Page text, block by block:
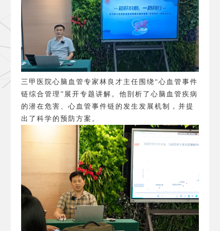
三甲医院心脑血管专家林良才主任围绕“心血管事件
链综合管理”展开专题讲解。他剖析了心脑血管疾病
的潜在危害、心血管事件链的发生发展机制，并提
出了科学的预防方案。